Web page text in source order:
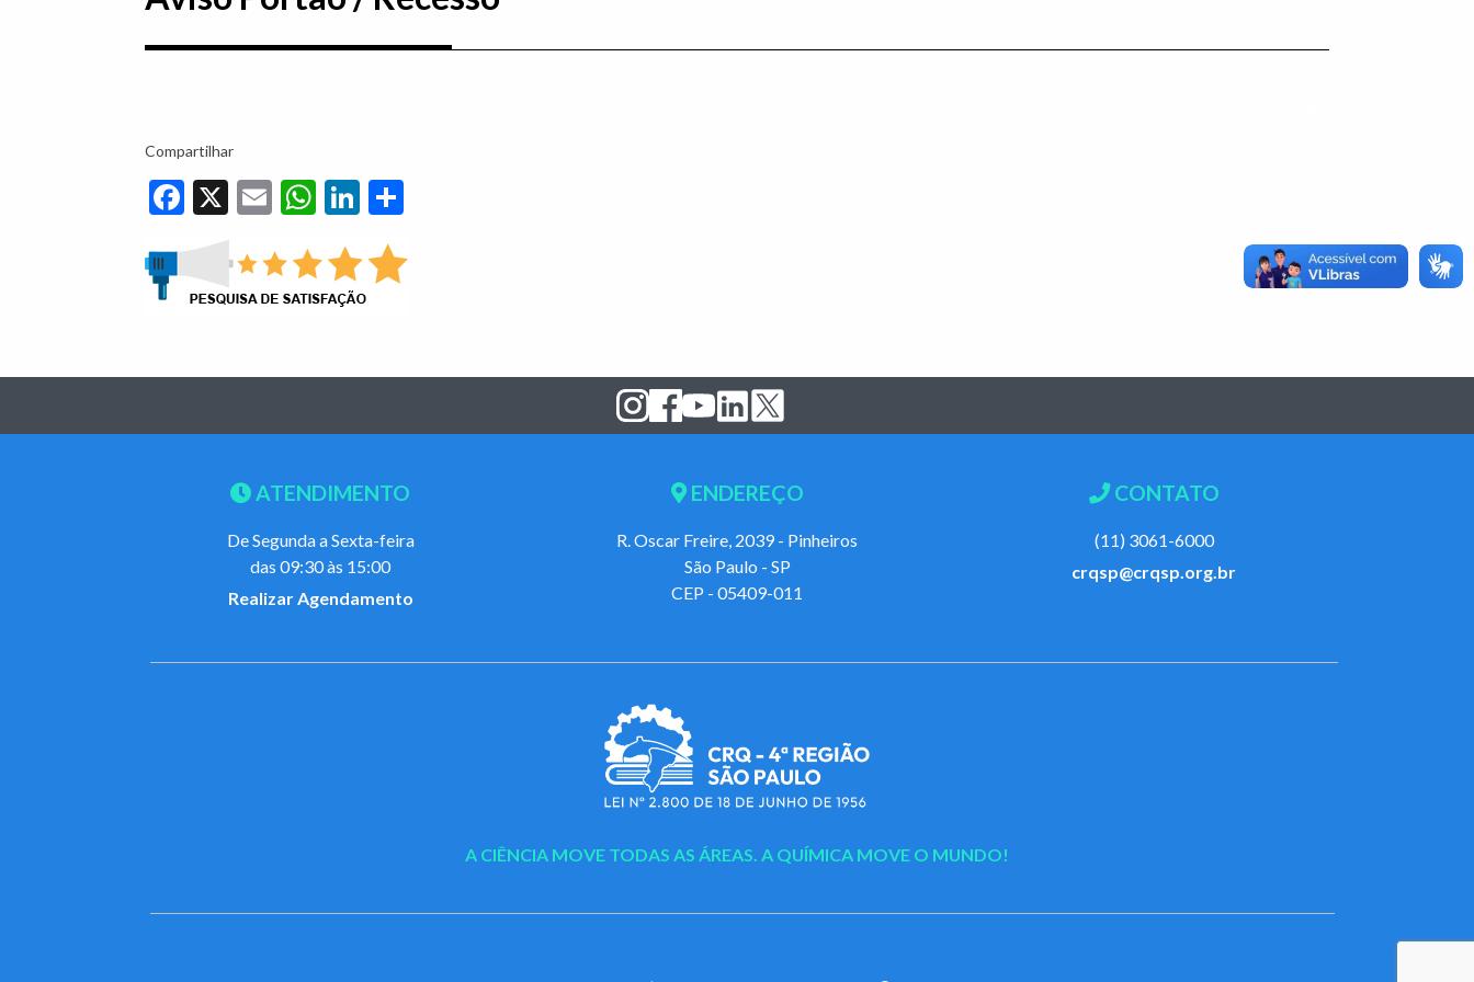
Compartilhar
Facebook
X EmailWhatsApp
LinkedIn
ATENDIMENTO
De Segunda a Sexta-feira
das 09:30 às 15:00
Realizar Agendamento
ENDEREÇO
R. Oscar Freire, 2039 - Pinheiros
São Paulo - SP
CEP - 05409-011
CONTATO
(11) 3061-6000
crqsp@crqsp.org.br
A CIÊNCIA MOVE TODAS AS ÁREAS. A QUÍMICA MOVE O MUNDO!